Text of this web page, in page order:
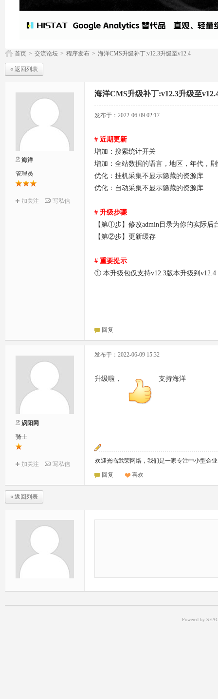
首页 > 交流论坛 > 程序发布 > 海洋CMS升级补丁:v12.3升级至v12.4
« 返回列表
海洋
管理员
加关注 写私信
海洋CMS升级补丁:v12.3升级至
发布于：2022-06-09 02:17
# 近期更新
增加：搜索统计开关
增加：全站数据的语言，地区，年代，
优化：挂机采集不显示隐藏的资源库
优化：自动采集不显示隐藏的资源库
# 升级步骤
【第①步】修改admin目录为你的实际后
【第②步】更新缓存
# 重要提示
① 本升级包仅支持v12.3版本升级到
回复
涡阳网
骑士
加关注 写私信
发布于：2022-06-09 15:32
升级啦， 支持海洋
欢迎光临武荣网络，我们是一家专注中小型企
回复 喜欢
« 返回列表
Powered by